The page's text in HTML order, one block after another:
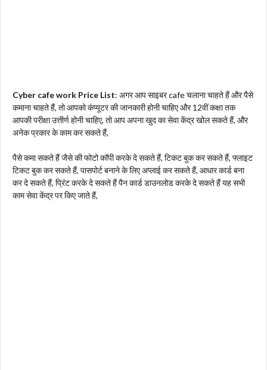
Cyber cafe work Price List: अगर आप साइबर cafe चलाना चाहते हैं और पैसे
कमाना चाहते हैं, तो आपको कंप्यूटर की जानकारी होनी चाहिए और 12वीं कक्षा तक
आपकी परीक्षा उत्तीर्ण होनी चाहिए, तो आप अपना खुद का सेवा केंद्र खोल सकते हैं, और
अनेक प्रकार के काम कर सकते हैं,
पैसे कमा सकते हैं जैसे की फोटो कॉपी करके दे सकते हैं, टिकट बुक कर सकते हैं, फ्लाइट
टिकट बुक कर सकते हैं, पासपोर्ट बनाने के लिए अप्लाई कर सकते हैं, आधार कार्ड बना
कर दे सकते हैं, प्रिंट करके दे सकते हैं पैन कार्ड डाउनलोड करके दे सकते हैं यह सभी
काम सेवा केंद्र पर किए जाते हैं,